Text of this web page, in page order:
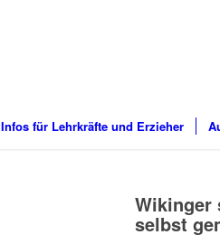
Infos für Lehrkräfte und Erzieher
Wikinger
selbst